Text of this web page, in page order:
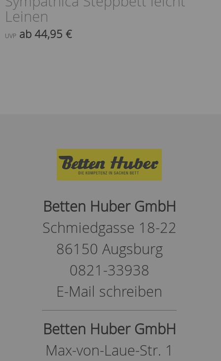
Leinen
UVP ab 44,95 €
Betten Huber GmbH
Schmiedgasse 18-22
86150 Augsburg
0821-33938
E-Mail schreiben
Betten Huber GmbH
Max-von-Laue-Str. 1